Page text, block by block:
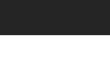
clients